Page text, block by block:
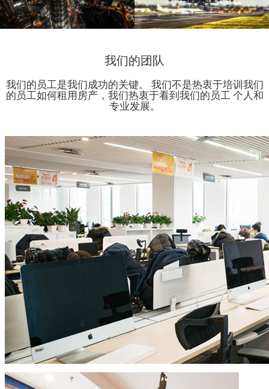
我们的团队
我们的员工是我们成功的关键。 我们不是热衷于培训我们
的员工如何租用房产，我们热衷于看到我们的员工 个人和
专业发展。